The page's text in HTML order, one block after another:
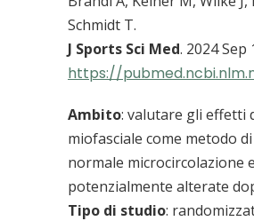
Schmidt T.
J Sports Sci Med. 2024 Sep
https://
Ambito: valutare gli effetti
miofasciale come metodo
normale microcircolazione
potenzialmente alterate
Tipo di studio: